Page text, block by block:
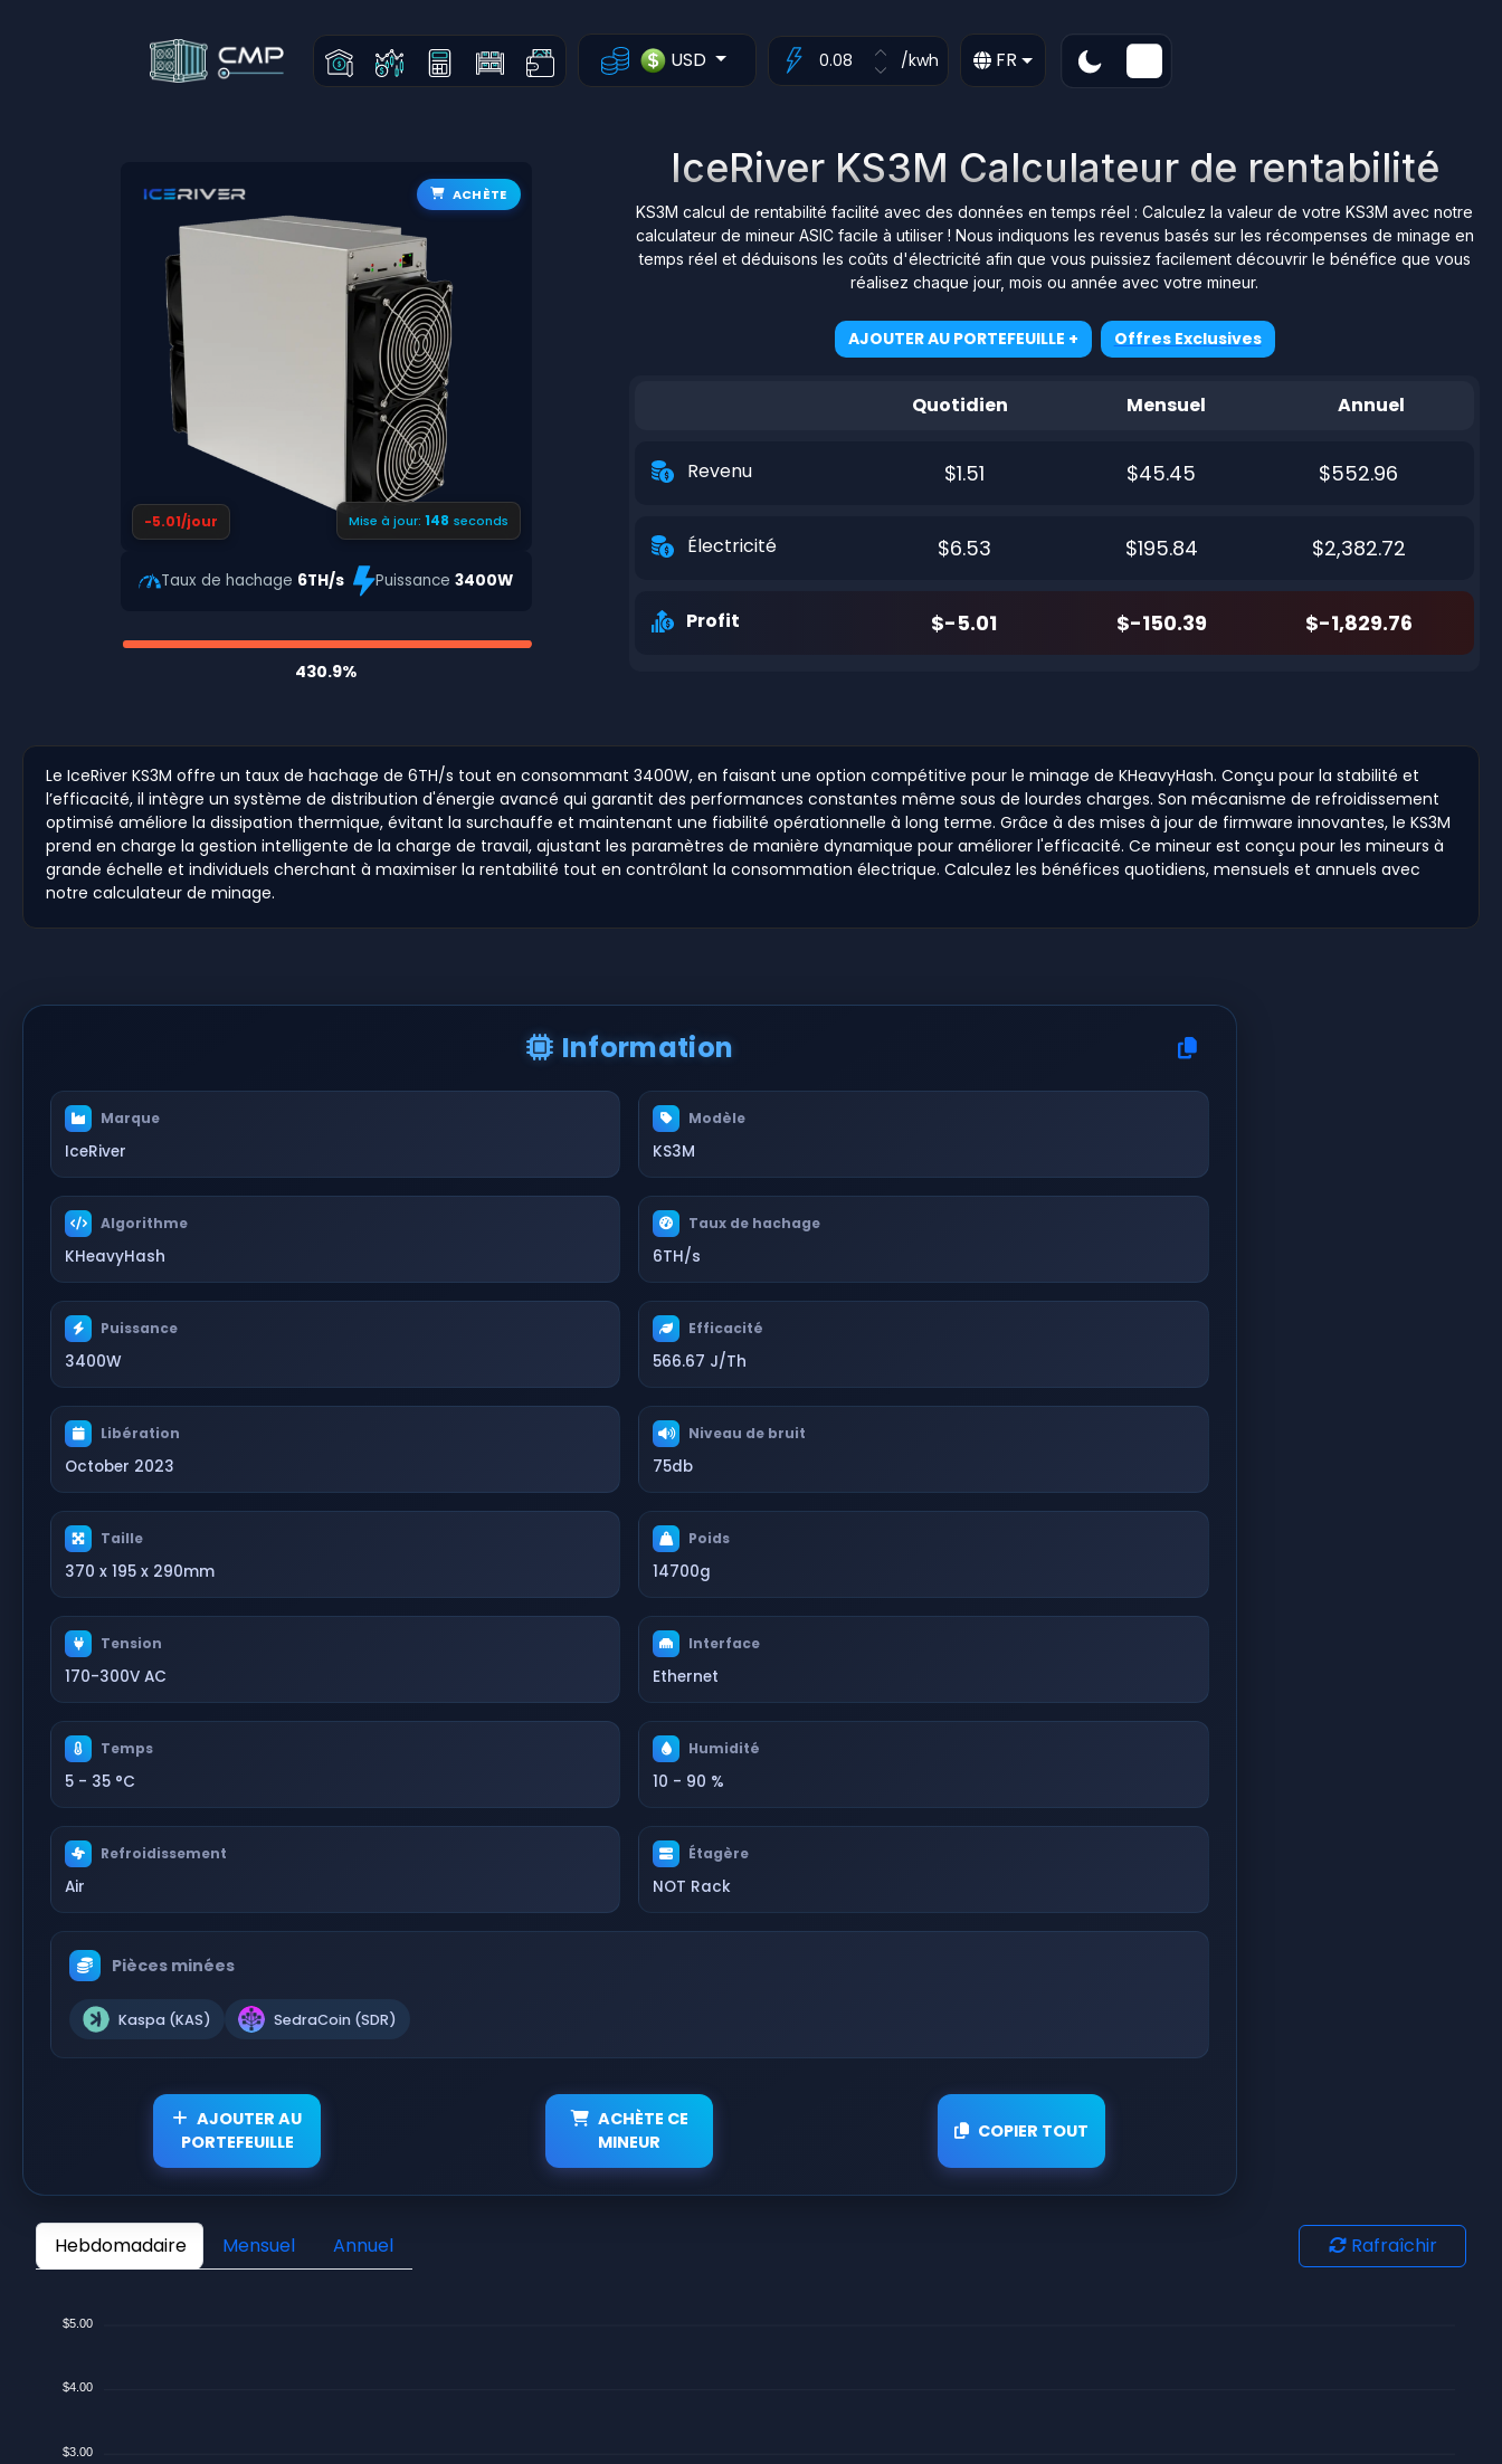
USD /kwh FR
ACHÈTE
-5.01/jour Mise à jour: 147 seconds
Taux de hachage 6TH/s Puissance 3400W
430.9%
IceRiver KS3M Calculateur de rentabilité
KS3M calcul de rentabilité facilité avec des données en temps réel : Calculez la valeur de votre KS3M avec notre
calculateur de mineur ASIC facile à utiliser ! Nous indiquons les revenus basés sur les récompenses de minage en
temps réel et déduisons les coûts d'électricité afin que vous puissiez facilement découvrir le bénéfice que vous
réalisez chaque jour, mois ou année avec votre mineur.
AJOUTER AU PORTEFEUILLE + Offres Exclusives
Quotidien Mensuel Annuel
Revenu $1.51 $45.45 $552.96
Électricité $6.53 $195.84 $2,382.72
Profit $-5.01 $-150.39 $-1,829.76
Le IceRiver KS3M offre un taux de hachage de 6TH/s tout en consommant 3400W, en faisant une option compétitive pour le minage de KHeavyHash. Conçu pour la stabilité et
l’efficacité, il intègre un système de distribution d'énergie avancé qui garantit des performances constantes même sous de lourdes charges. Son mécanisme de refroidissement
optimisé améliore la dissipation thermique, évitant la surchauffe et maintenant une fiabilité opérationnelle à long terme. Grâce à des mises à jour de firmware innovantes, le KS3M
prend en charge la gestion intelligente de la charge de travail, ajustant les paramètres de manière dynamique pour améliorer l'efficacité. Ce mineur est conçu pour les mineurs à
grande échelle et individuels cherchant à maximiser la rentabilité tout en contrôlant la consommation électrique. Calculez les bénéfices quotidiens, mensuels et annuels avec
notre calculateur de minage.
Information
Marque
IceRiver
Modèle
KS3M
Algorithme
KHeavyHash
Taux de hachage
6TH/s
Puissance
3400W
Efficacité
566.67 J/Th
Libération
October 2023
Niveau de bruit
75db
Taille
370 x 195 x 290mm
Poids
14700g
Tension
170-300V AC
Interface
Ethernet
Temps
5 - 35 °C
Humidité
10 - 90 %
Refroidissement
Air
Étagère
NOT Rack
Pièces minées
Kaspa (KAS) SedraCoin (SDR)
AJOUTER AU
PORTEFEUILLE
ACHÈTE CE
MINEUR
COPIER TOUT
Hebdomadaire Mensuel Annuel Rafraîchir
$5.00
$4.00
$3.00